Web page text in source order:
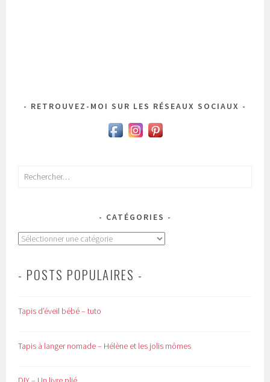
RETROUVEZ-MOI SUR LES RÉSEAUX SOCIAUX
Rechercher :
CATÉGORIES
Catégories
- POSTS POPULAIRES -
Tapis d’éveil bébé – tuto
Tapis à langer nomade – Hélène et les jolis mômes